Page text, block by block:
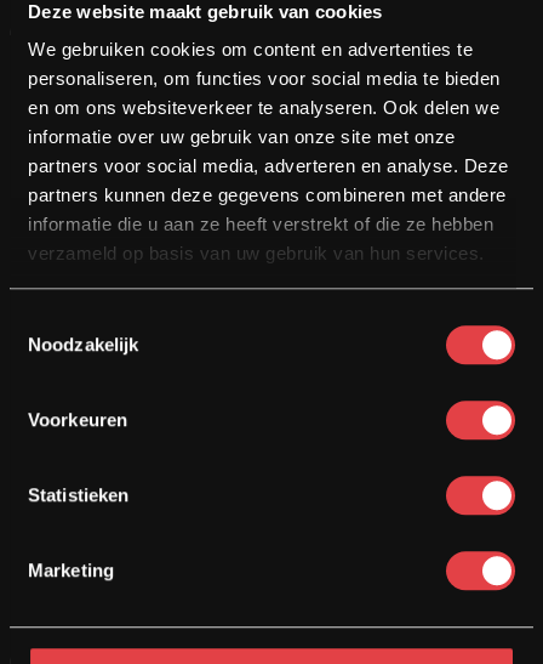
Deze website maakt gebruik van cookies
We gebruiken cookies om content en advertenties te
personaliseren, om functies voor social media te bieden
en om ons websiteverkeer te analyseren. Ook delen we
informatie over uw gebruik van onze site met onze
partners voor social media, adverteren en analyse. Deze
partners kunnen deze gegevens combineren met andere
informatie die u aan ze heeft verstrekt of die ze hebben
verzameld op basis van uw gebruik van hun services.
Noodzakelijk
Voorkeuren
Statistieken
Marketing
BMW R1250GS ADVENTURE TRIPLE BLACK
2021
1250 cc
Motor bekijken
€22.250
€20.950